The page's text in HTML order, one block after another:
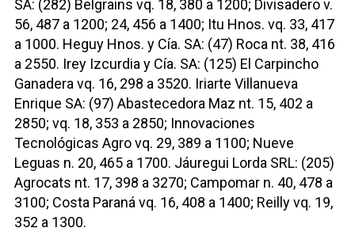
SA: (282) Belgrains vq. 18, 380 a 1200; Divisadero v.
56, 487 a 1200; 24, 456 a 1400; Itu Hnos. vq. 33, 417
a 1000. Heguy Hnos. y Cía. SA: (47) Roca nt. 38, 416
a 2550. Irey Izcurdia y Cía. SA: (125) El Carpincho
Ganadera vq. 16, 298 a 3520. Iriarte Villanueva
Enrique SA: (97) Abastecedora Maz nt. 15, 402 a
2850; vq. 18, 353 a 2850; Innovaciones
Tecnológicas Agro vq. 29, 389 a 1100; Nueve
Leguas n. 20, 465 a 1700. Jáuregui Lorda SRL: (205)
Agrocats nt. 17, 398 a 3270; Campomar n. 40, 478 a
3100; Costa Paraná vq. 16, 408 a 1400; Reilly vq. 19,
352 a 1300.